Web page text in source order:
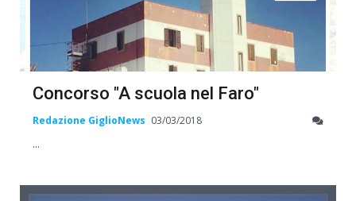
Concorso "A scuola nel Faro"
Redazione GiglioNews 03/03/2018
...